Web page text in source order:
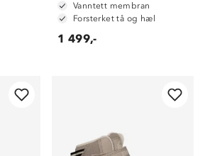
Vanntett membran
Forsterket tå og hæl
1 499,-